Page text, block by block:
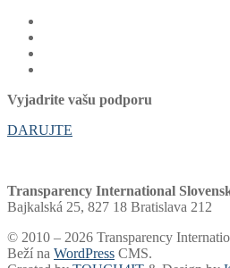
Vyjadrite vašu podporu
DARUJTE
Transparency International
Bajkalská 25, 827 18 Bratislava 212
© 2010 – 2026 Transparency
Beží na WordPress CMS.